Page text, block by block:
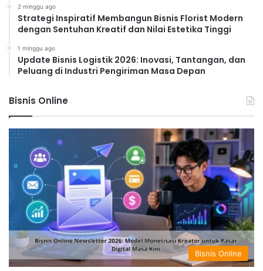
2 minggu ago
Strategi Inspiratif Membangun Bisnis Florist Modern
dengan Sentuhan Kreatif dan Nilai Estetika Tinggi
1 minggu ago
Update Bisnis Logistik 2026: Inovasi, Tantangan, dan
Peluang di Industri Pengiriman Masa Depan
Bisnis Online
Bisnis Online